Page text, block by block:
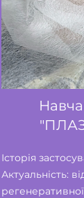
Історія
Актуальність: